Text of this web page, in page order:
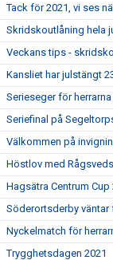
Tack för 2021, vi ses
Skridskoutlåning hela
Veckans tips -
Kansliet har julstängt
Serieseger för
Seriefinal på
Välkommen på
Höstlov med
Hagsätra Centrum Cup
Söderortsderby väntar
Nyckelmatch för
Trygghetsdagen 2021